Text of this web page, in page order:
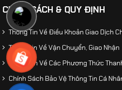
​Mô hình xe tải thớt Cứu
CHÍNH SÁCH & QUY ĐỊNH
Thông Tin Về Điều Khoản Giao Dịch
Thông tin Về Vận Chuyển, Giao Nhận
Thông Tin Về Các Phương Thức
Chính Sách Bảo Vệ Thông Tin Cá